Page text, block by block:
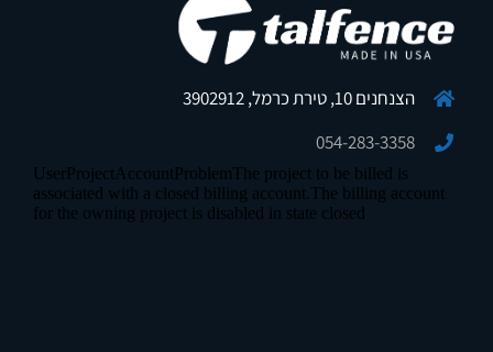
הצנחנים 10, טירת כרמל, 3902912
054-283-3358